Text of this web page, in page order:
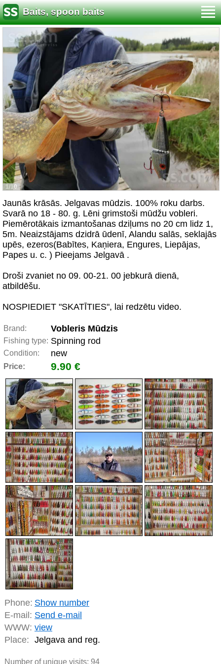
Baits, spoon baits
1/10
Jaunās krāsās. Jelgavas mūdzis. 100% roku darbs.
Svarā no 18 - 80. g. Lēni grimstoši mūdžu vobleri.
Piemērotākais izmantošanas dziļums no 20 cm lidz 1,
5m. Neaizstājams dzidrā ūdenī, Alandu salās, seklajās
upēs, ezeros(Babītes, Kaņiera, Engures, Liepājas,
Papes u. c. ) Pieejams Jelgavā .
Droši zvaniet no 09. 00-21. 00 jebkurā dienā,
atbildēšu.
NOSPIEDIET "SKATĪTIES", lai redzētu video.
Brand: Vobleris Mūdzis
Fishing type: Spinning rod
Condition: new
Price: 9.90 €
Phone: Show number
E-mail: Send e-mail
WWW: view
Place: Jelgava and reg.
Number of unique visits: 94